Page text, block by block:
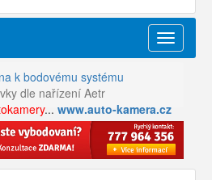
Menu
k bodovému systému
dle nařízení Aetr
... www.auto-kamera.cz